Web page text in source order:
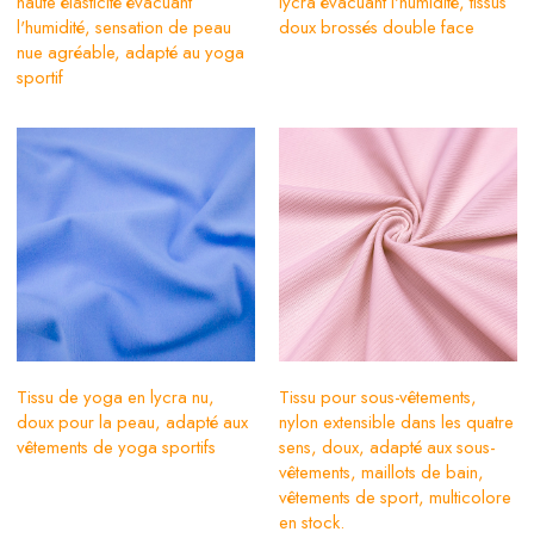
l'humidité, sensation de peau
nue agréable, adapté au yoga
sportif
doux brossés double face
Tissu de yoga en lycra nu,
doux pour la peau, adapté aux
vêtements de yoga sportifs
Tissu pour sous-vêtements,
nylon extensible dans les quatre
sens, doux, adapté aux sous-
vêtements, maillots de bain,
vêtements de sport, multicolore
en stock.